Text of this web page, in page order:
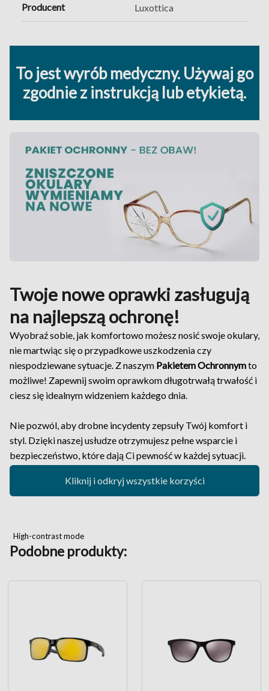
Producent Luxottica
To jest wyrób medyczny. Używaj go
zgodnie z instrukcją lub etykietą.
Twoje nowe oprawki zasługują
na najlepszą ochronę!
Wyobraź sobie, jak komfortowo możesz nosić swoje okulary,
nie martwiąc się o przypadkowe uszkodzenia czy
niespodziewane sytuacje. Z naszym Pakietem Ochronnymto
możliwe! Zapewnij swoim oprawkom długotrwałą trwałość i
ciesz się idealnym widzeniem każdego dnia.
Nie pozwól, aby drobne incydenty zepsuły Twój komfort i
styl. Dzięki naszej usłudze otrzymujesz pełne wsparcie i
bezpieczeństwo, które dają Ci pewność w każdej sytuacji.
Kliknij i odkryj wszystkie korzyści
High-contrast mode
Podobne produkty: